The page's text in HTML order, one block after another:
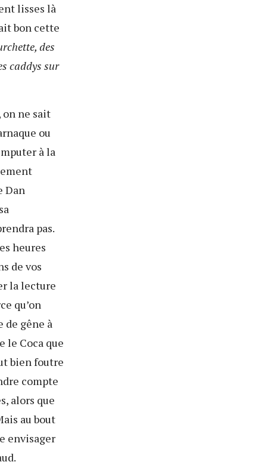
lisses là
bon cette
des
caddys sur
on ne sait
ou
à la
Dan
pas.
heures
de vos
la lecture
qu’on
de gêne à
le Coca que
bien foutre
compte
alors que
au bout
envisager